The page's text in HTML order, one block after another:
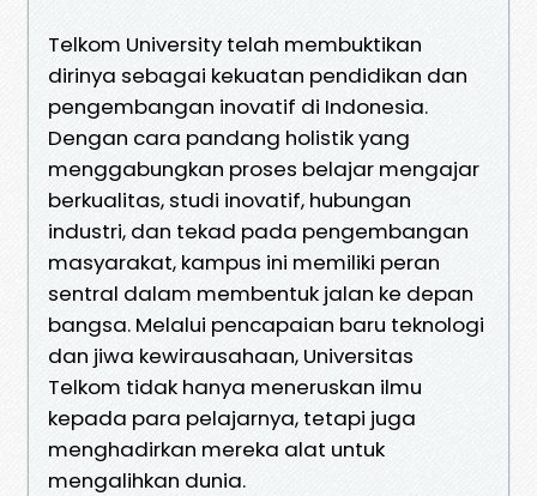
Telkom University telah membuktikan
dirinya sebagai kekuatan pendidikan dan
pengembangan inovatif di Indonesia.
Dengan cara pandang holistik yang
menggabungkan proses belajar mengajar
berkualitas, studi inovatif, hubungan
industri, dan tekad pada pengembangan
masyarakat, kampus ini memiliki peran
sentral dalam membentuk jalan ke depan
bangsa. Melalui pencapaian baru teknologi
dan jiwa kewirausahaan, Universitas
Telkom tidak hanya meneruskan ilmu
kepada para pelajarnya, tetapi juga
menghadirkan mereka alat untuk
mengalihkan dunia.